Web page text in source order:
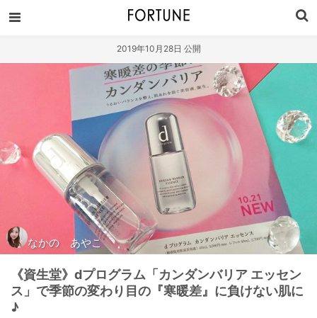
2019年10月28日 公開
なかの あやこ
《資生堂》dプログラム「カンダンバリア エッセン
ス」で季節の変わり目の『寒暖差』に負けない肌に
♪